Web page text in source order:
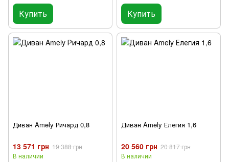
Купить Купить
Диван Amely Ричард 0,8
13 571 грн 19 388 грн
В наличии
Диван Amely Елегия 1,6
20 560 грн 20 817 грн
В наличии